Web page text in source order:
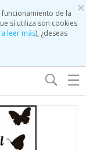
×
de la
sí utiliza son cookies
leer más), ¿deseas
☰